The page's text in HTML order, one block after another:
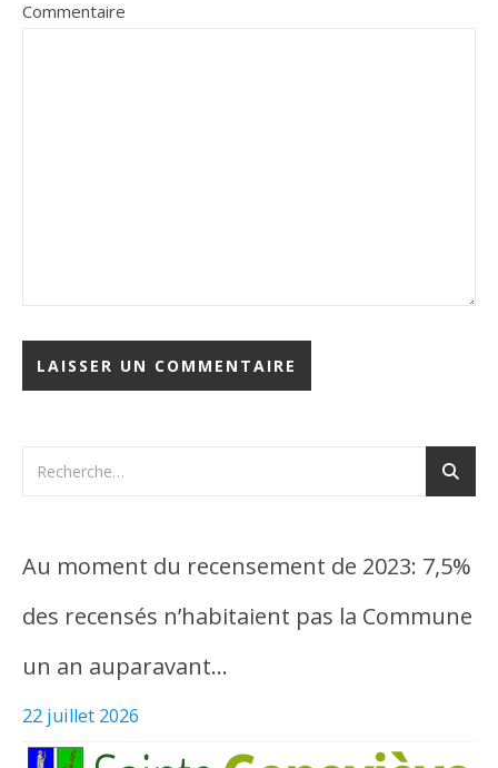
Commentaire
Au moment du recensement de 2023: 7,5%
des recensés n’habitaient pas la Commune
un an auparavant…
22 juillet 2026